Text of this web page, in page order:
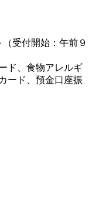
受付開始：午前９
ド、食物アレルギ
ード、預金口座振